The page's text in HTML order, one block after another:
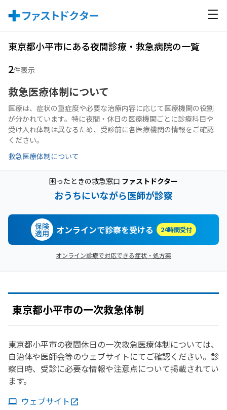
東京都小平市にある夜間診療・救急病院の一覧
2件表示
救急医療体制について
医療は、症状の重症度や必要な治療内容に応じて医療機関の役割
が分かれています。特に夜間・休日の医療機関ごとに診療科目や
受け入れ体制は異なるため、受診前に各医療機関の情報をご確認
ください。
救急医療体制について
困ったときの救急窓口 ファストドクター
おうちにいながら医師が診察
保険
適用 オンラインで診察を受ける 24時間受付
オンライン診療で対応できる症状・処方薬
東京都小平市の一次救急体制
東京都小平市の夜間休日の一次救急医療体制については、
自治体や医師会等のウェブサイトにてご確認ください。診
察日時、受診に必要な情報や注意点について掲載されてい
ます。
ウェブサイト